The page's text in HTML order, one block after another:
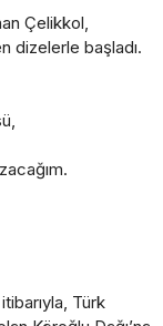
Çelikkol,
dizelerle başladı.
Türk